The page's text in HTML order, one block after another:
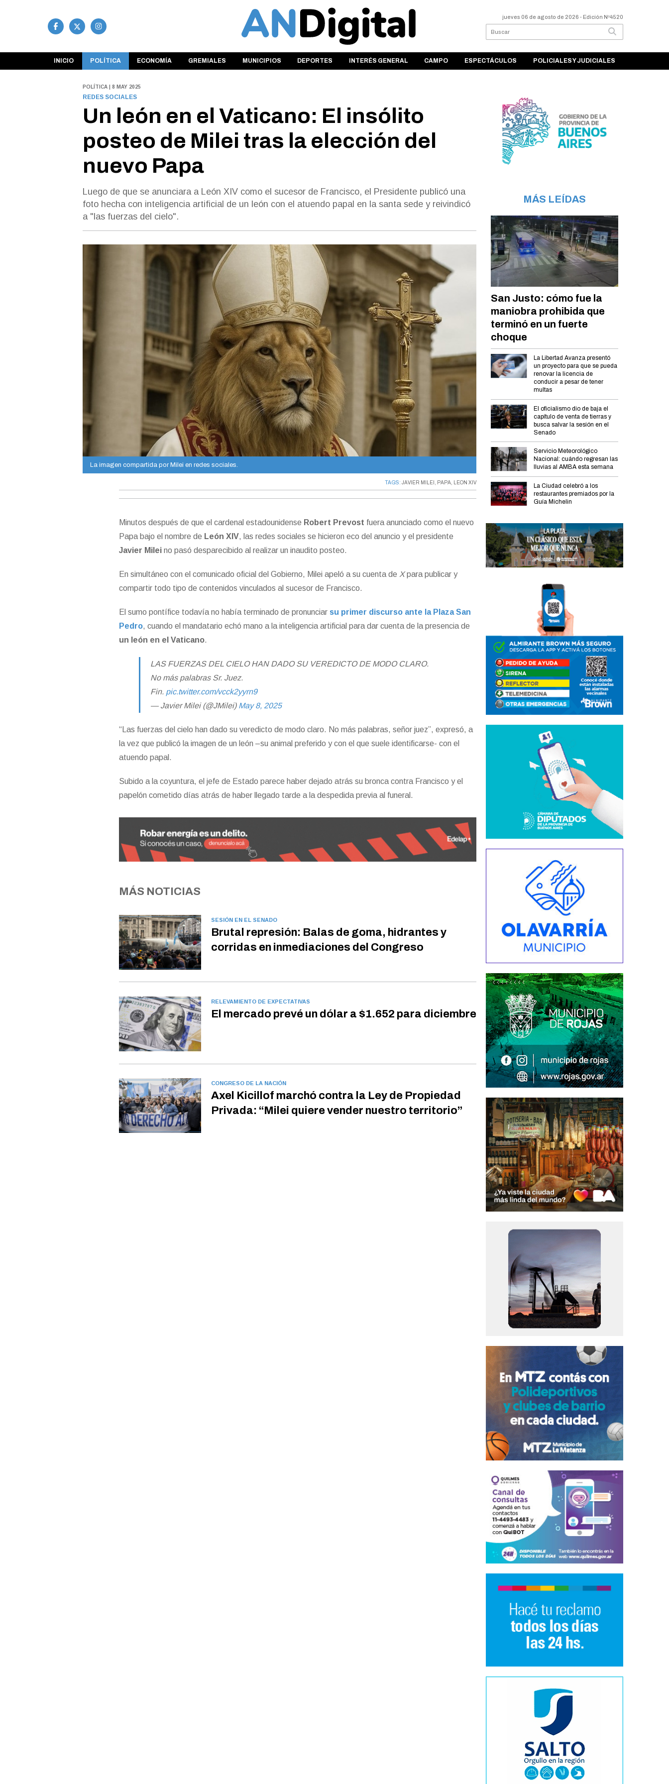
jueves 06 de agosto de 2026 - Edición Nº4520
INICIO POLÍTICA ECONOMÍA GREMIALES MUNICIPIOS DEPORTES INTERÉS GENERAL CAMPO ESPECTÁCULOS POLICIALES Y JUDICIALES
POLÍTICA | 8 MAY 2025
REDES SOCIALES
Un león en el Vaticano: El insólito
posteo de Milei tras la elección del
nuevo Papa
Luego de que se anunciara a León XIV como el sucesor de Francisco, el Presidente publicó una
foto hecha con inteligencia artificial de un león con el atuendo papal en la santa sede y reivindicó
a "las fuerzas del cielo".
La imagen compartida por Milei en redes sociales. La imagen compartida por Milei en redes sociales.
TAGS:JAVIER MILEI , PAPA, LEON XIV
Minutos después de que el cardenal estadounidense Robert Prevost fuera anunciado como el nuevo
Papa bajo el nombre de León XIV, las redes sociales se hicieron eco del anuncio y el presidente
Javier Milei no pasó desparecibido al realizar un inaudito posteo.
En simultáneo con el comunicado oficial del Gobierno, Milei apeló a su cuenta deXpara publicar y
compartir todo tipo de contenidos vinculados al sucesor de Francisco.
El sumo pontífice todavía no había terminado de pronunciar su primer discurso ante la Plaza San
Pedro, cuando el mandatario echó mano a la inteligencia artificial para dar cuenta de la presencia de
un león en el Vaticano.
LAS FUERZAS DEL CIELO HAN DADO SU VEREDICTO DE MODO CLARO.
No más palabras Sr. Juez.
Fin. pic.twitter.com/vcck2yyrn9
— Javier Milei (@JMilei) May 8, 2025
“Las fuerzas del cielo han dado su veredicto de modo claro. No más palabras, señor juez”, expresó, a
la vez que publicó la imagen de un león –su animal preferido y con el que suele identificarse- con el
atuendo papal.
Subido a la coyuntura, el jefe de Estado parece haber dejado atrás su bronca contra Francisco y el
papelón cometido días atrás de haber llegado tarde a la despedida previa al funeral.
MÁS NOTICIAS
SESIÓN EN EL SENADO
Brutal represión: Balas de goma, hidrantes y
corridas en inmediaciones del Congreso
RELEVAMIENTO DE EXPECTATIVAS
El mercado prevé un dólar a $1.652 para diciembre
CONGRESO DE LA NACIÓN
Axel Kicillof marchó contra la Ley de Propiedad
Privada: “Milei quiere vender nuestro territorio”
MÁS LEÍDAS
San Justo: cómo fue la
maniobra prohibida que
terminó en un fuerte
choque
La Libertad Avanza presentó
un proyecto para que se pueda
renovar la licencia de
conducir a pesar de tener
multas
El oficialismo dio de baja el
capítulo de venta de tierras y
busca salvar la sesión en el
Senado
Servicio Meteorológico
Nacional: cuándo regresan las
lluvias al AMBA esta semana
La Ciudad celebró a los
restaurantes premiados por la
Guía Michelin